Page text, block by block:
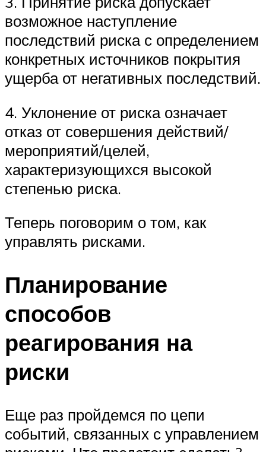
возможное наступление
последствий риска с определением
конкретных источников покрытия
ущерба от негативных последствий.
4. Уклонение от риска означает
отказ от совершения действий/
мероприятий/целей,
характеризующихся высокой
степенью риска.
Теперь поговорим о том, как
управлять рисками.
Планирование
способов
реагирования на
риски
Еще раз пройдемся по цепи
событий, связанных с управлением